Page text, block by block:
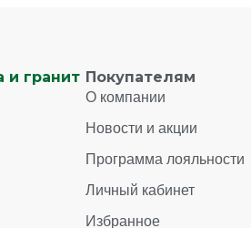
и гранит Покупателям
О компании
Новости и акции
Программа лояльности
Личный кабинет
Избранное